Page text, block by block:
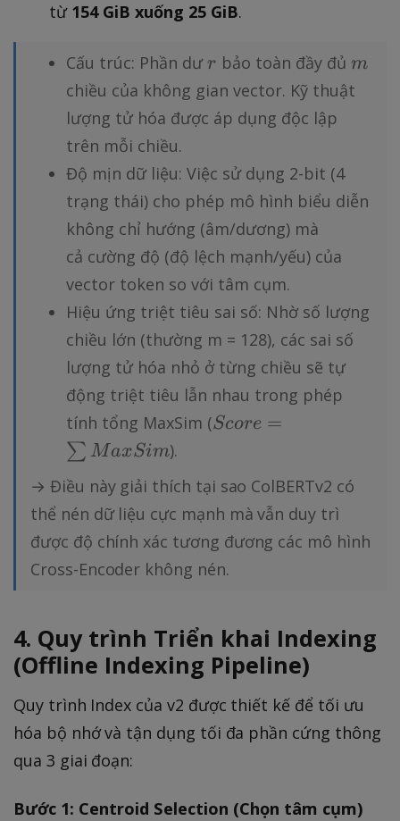
từ 154 GiB xuống 25 GiB.
Cấu trúc: Phần dưr
r bảo toàn đầy đủ m
m
chiều của không gian vector. Kỹ thuật
lượng tử hóa được áp dụng độc lập
trên mỗi chiều.
Độ mịn dữ liệu: Việc sử dụng 2-bit (4
trạng thái) cho phép mô hình biểu diễn
không chỉ hướng (âm/dương) mà
cả cường độ (độ lệch mạnh/yếu) của
vector token so với tâm cụm.
Hiệu ứng triệt tiêu sai số: Nhờ số lượng
chiều lớn (thường m = 128), các sai số
lượng tử hóa nhỏ ở từng chiều sẽ tự
động triệt tiêu lẫn nhau trong phép
tính tổng MaxSim (S
e
=
∑
M
a
Si
m
Score =
∑ MaxSim).
→ Điều này giải thích tại sao ColBERTv2 có
thể nén dữ liệu cực mạnh mà vẫn duy trì
được độ chính xác tương đương các mô hình
Cross-Encoder không nén.
4. Quy trình Triển khai Indexing
(Offline Indexing Pipeline)
Quy trình Index của v2 được thiết kế để tối ưu
hóa bộ nhớ và tận dụng tối đa phần cứng thông
qua 3 giai đoạn:
Bước 1: Centroid Selection (Chọn tâm cụm)